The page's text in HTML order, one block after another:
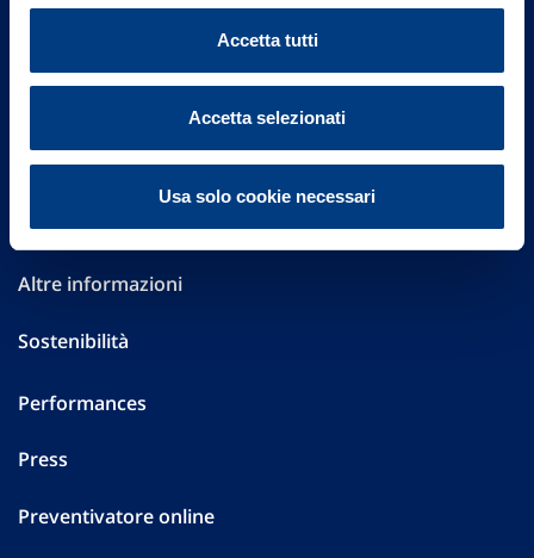
Accetta tutti
Accetta selezionati
Usa solo cookie necessari
Governance
Investor Relations
Altre informazioni
Sostenibilità
Performances
Press
Preventivatore online